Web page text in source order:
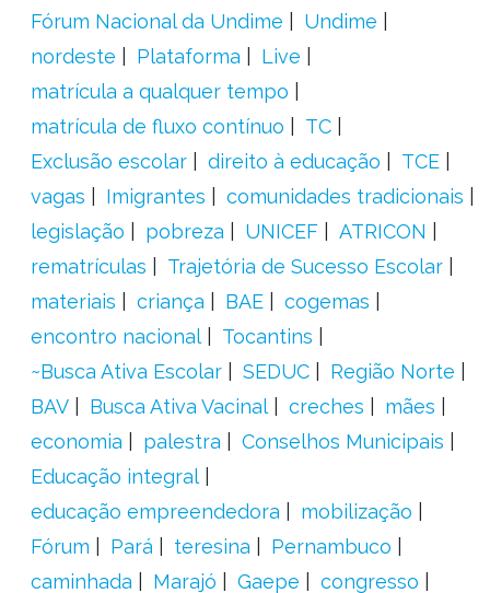
Fórum Nacional da Undime
Undime
nordeste
Plataforma
Live
matrícula a qualquer tempo
matrícula de fluxo contínuo
TC
Exclusão escolar
direito à educação
TCE
vagas
Imigrantes
comunidades tradicionais
legislação
pobreza UNICEF
ATRICON
rematrículas
Trajetória de Sucesso Escolar
materiais
criança BAE
cogemas
encontro nacional
Tocantins
~Busca Ativa Escolar
SEDUC
Região Norte
BAV
Busca Ativa Vacinal creches
mães
economia
palestra
Conselhos Municipais
Educação integral
educação empreendedora
mobilização
Fórum
Pará teresina
Pernambuco
caminhada
Marajó Gaepe congresso